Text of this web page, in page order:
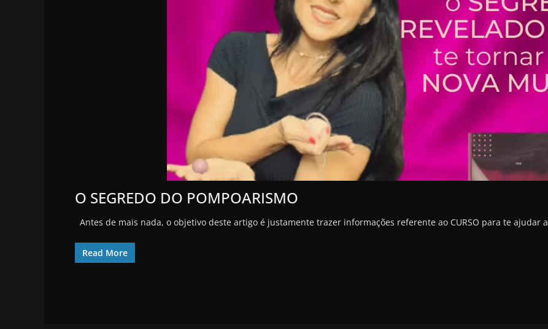
O SEGREDO DO POMPOARISMO
Antes de mais nada, o objetivo deste artigo é justamente trazer informações referente ao CURSO para te ajudar a
Read More